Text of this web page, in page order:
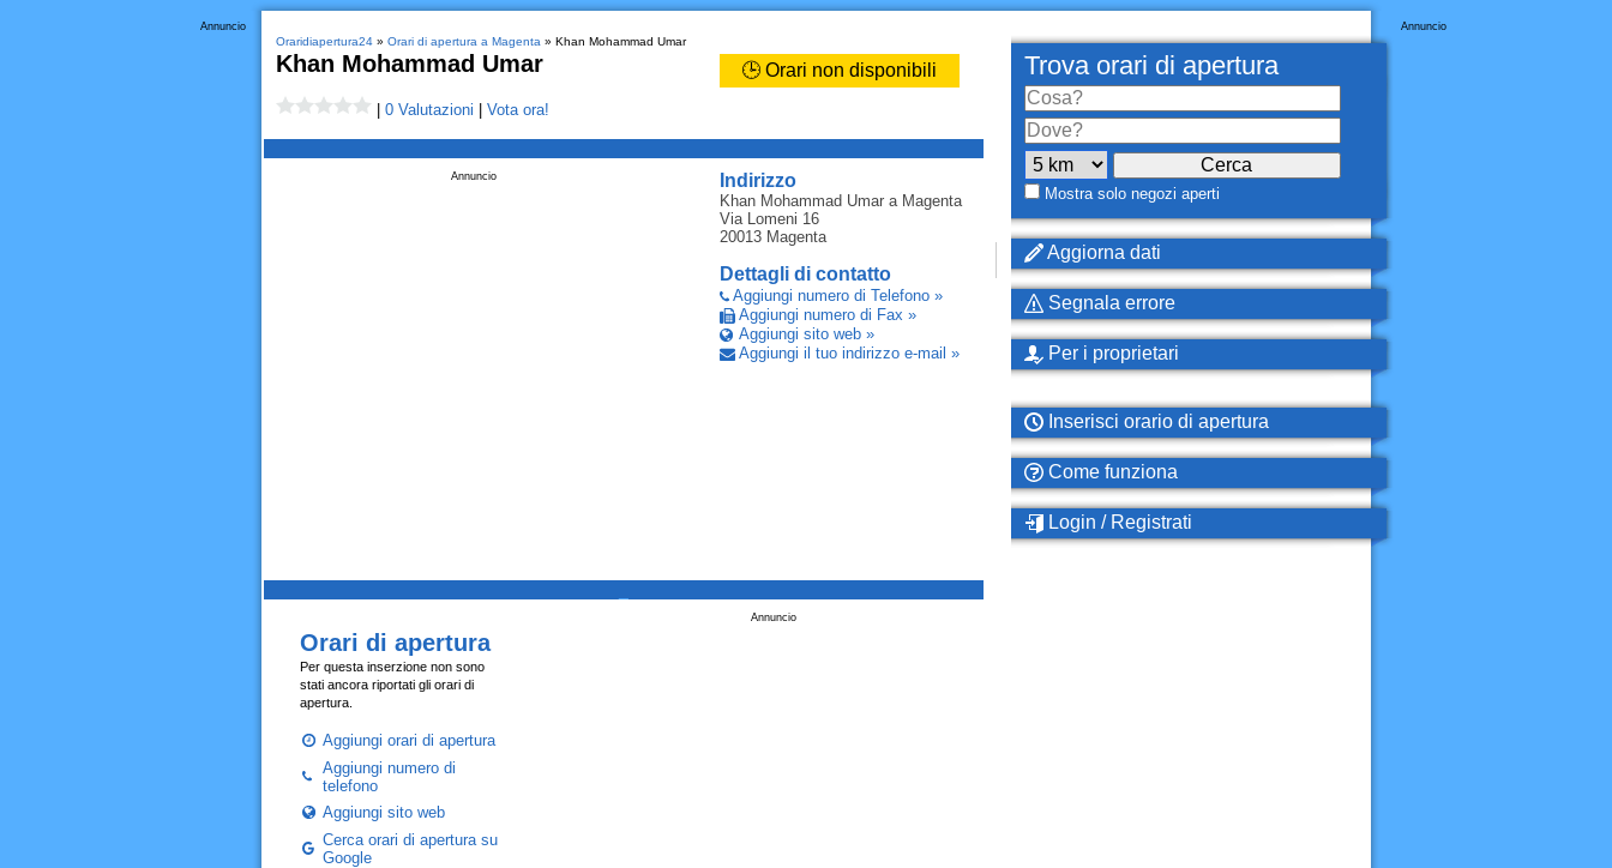
Annuncio
Oraridiapertura24» Orari di apertura a Magenta » Khan Mohammad Umar
Khan Mohammad Umar 🕒 Orari non disponibili
0 Valutazioni Vota ora!
Indirizzo
Khan Mohammad Umara Magenta
Via Lomeni 16
20013 Magenta
Dettagli di contatto
Aggiungi numero di Telefono »
Aggiungi numero di Fax »
Aggiungi sito web »
Aggiungi il tuo indirizzo e-mail »
Annuncio
Annuncio
Orari di apertura
Per questa inserzione non sono
stati ancora riportati gli orari di
apertura.
Aggiungi orari di apertura
Aggiungi numero di
telefono
Aggiungi sito web
Cerca orari di apertura su
Google
Annuncio
Trova orari di apertura
Mostra solo negozi aperti
Aggiorna dati
Segnala errore
Per i proprietari
Inserisci orario di apertura
Come funziona
Login / Registrati